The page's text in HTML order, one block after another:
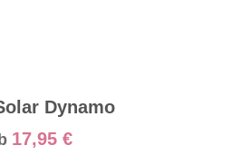
Dynamo
17,95 €